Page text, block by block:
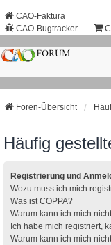
CAO-Faktura
CAO-Bugtracker
Foren-Übersicht
Häufig
Registrierung und
Wozu muss ich mich
Was ist COPPA?
Warum kann ich mich
Ich habe mich registriert,
Warum kann ich mich